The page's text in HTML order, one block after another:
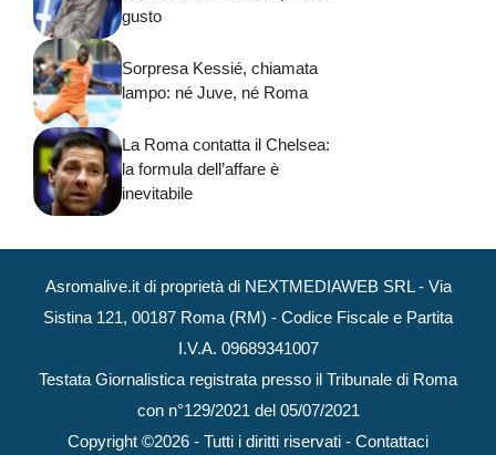
gusto
Sorpresa Kessié, chiamata
lampo: né Juve, né Roma
La Roma contatta il Chelsea:
la formula dell’affare è
inevitabile
Asromalive.it di proprietà di NEXTMEDIAWEB SRL - Via
Sistina 121, 00187 Roma (RM) - Codice Fiscale e Partita
I.V.A. 09689341007
Testata Giornalistica registrata presso il Tribunale di Roma
con n°129/2021 del 05/07/2021
Copyright ©2026 - Tutti i diritti riservati - Contattaci